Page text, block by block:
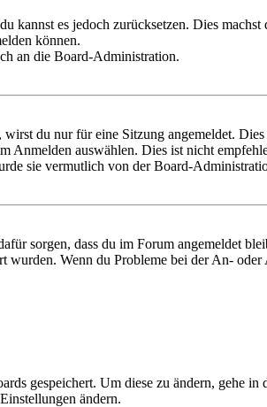
es jedoch zurücksetzen. Dies
können.
an die Board-Administration.
du nur für eine Sitzung angemeldet.
Anmelden auswählen. Dies ist nicht
sie vermutlich von der Board-
sorgen, dass du im Forum angemeldet
Wenn du Probleme bei der An-
gespeichert. Um diese zu ändern, gehe
ändern.